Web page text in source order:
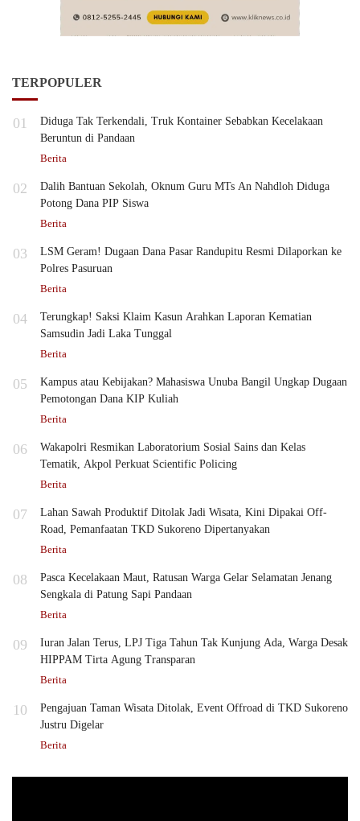
TERPOPULER
01
Diduga Tak Terkendali, Truk Kontainer Sebabkan Kecelakaan
Beruntun di Pandaan
Berita
02
Dalih Bantuan Sekolah, Oknum Guru MTs An Nahdloh Diduga
Potong Dana PIP Siswa
Berita
03
LSM Geram! Dugaan Dana Pasar Randupitu Resmi Dilaporkan ke
Polres Pasuruan
Berita
04
Terungkap! Saksi Klaim Kasun Arahkan Laporan Kematian
Samsudin Jadi Laka Tunggal
Berita
05
Kampus atau Kebijakan? Mahasiswa Unuba Bangil Ungkap Dugaan
Pemotongan Dana KIP Kuliah
Berita
06
Wakapolri Resmikan Laboratorium Sosial Sains dan Kelas
Tematik, Akpol Perkuat Scientific Policing
Berita
07
Lahan Sawah Produktif Ditolak Jadi Wisata, Kini Dipakai Off-
Road, Pemanfaatan TKD Sukoreno Dipertanyakan
Berita
08
Pasca Kecelakaan Maut, Ratusan Warga Gelar Selamatan Jenang
Sengkala di Patung Sapi Pandaan
Berita
09
Iuran Jalan Terus, LPJ Tiga Tahun Tak Kunjung Ada, Warga Desak
HIPPAM Tirta Agung Transparan
Berita
10
Pengajuan Taman Wisata Ditolak, Event Offroad di TKD Sukoreno
Justru Digelar
Berita